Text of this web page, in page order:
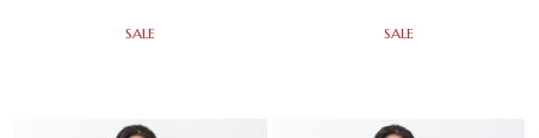
SALE SALE